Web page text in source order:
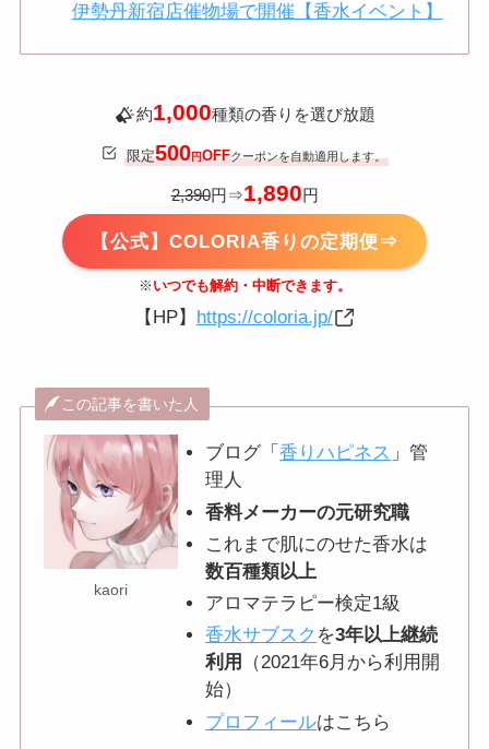
伊勢丹新宿店催物場で開催【香水イベント】
約1,000種類の香りを選び放題
限定500円OFFクーポンを自動適用します。
2,390円⇒1,890円
【公式】COLORIA香りの定期便⇒
※ いつでも解約・中断できます。
【HP】 https://coloria.jp/
この記事を書いた人
kaori
ブログ「香りハピネス 」管
理人
香料メーカーの元研究職
これまで肌にのせた香水は
数百種類以上
アロマテラピー検定1級
香水サブスク を3年以上継続
利用
（2021年6月から利用開
始）
プロフィールはこちら